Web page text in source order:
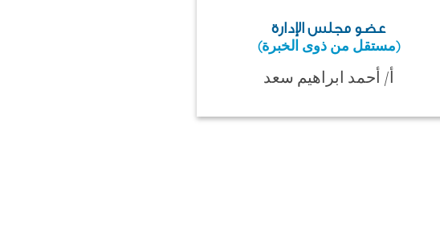
عضو مجلس الإدارة
(مستقل من ذوى الخبرة)
أ/ أحمد ابراهيم سعد